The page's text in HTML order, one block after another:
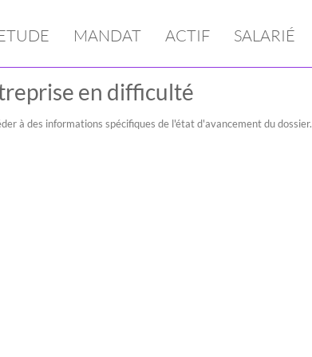
MANDAT ACTIF SALARIÉ
en difficulté
à des informations spécifiques de l'état d'avancement du dossier.